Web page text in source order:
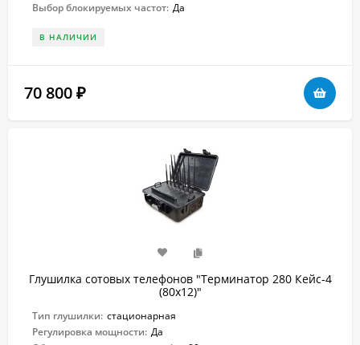
Выбор блокируемых частот: Да
В НАЛИЧИИ
70 800 ₽
Глушилка сотовых телефонов "Терминатор 280 Кейс-4
(80х12)"
Тип глушилки: стационарная
Регулировка мощности: Да